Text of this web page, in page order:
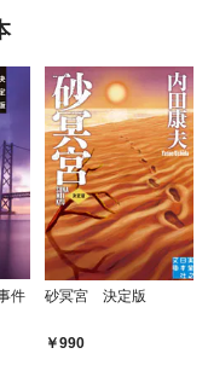
件
砂冥宮 決定版
990